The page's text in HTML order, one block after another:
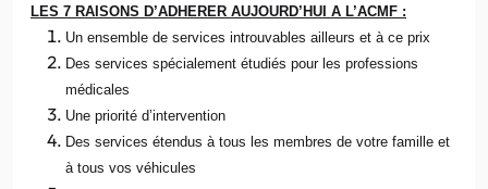
LES 7 RAISONS D’ADHERER AUJOURD’HUI A L’ACMF :
Un ensemble de services introuvables ailleurs et à ce prix
Des services spécialement étudiés pour les professions
médicales
Une priorité d’intervention
Des services étendus à tous les membres de votre famille et
à tous vos véhicules